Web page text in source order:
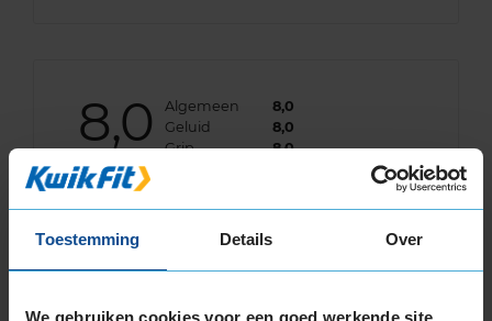
Toestemming Details Over
We gebruiken cookies voor een goed werkende site
8,0 Algemeen
8,0
Geluid
8,0
Grip
8,0
Band 215/55R16 97V EXTRALOAD
Normaal
Auto